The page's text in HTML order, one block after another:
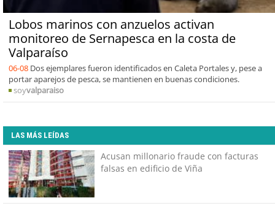
Lobos marinos con anzuelos activan
monitoreo de Sernapesca en la costa de
Valparaíso
06-08 Dos ejemplares fueron identificados en Caleta Portales y, pese a
portar aparejos de pesca, se mantienen en buenas condiciones.
soyvalparaiso
LAS MÁS LEÍDAS
Acusan millonario fraude con facturas
falsas en edificio de Viña